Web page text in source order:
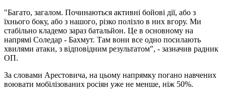
"Багато, загалом. Починаються активні бойові дії, або з
їхнього боку, або з нашого, різко полізло в них вгору. Ми
стабільно кладемо зараз батальйон. Це в основному на
напрямі Соледар - Бахмут. Там вони все одно посилають
хвилями атаки, з відповідним результатом", - зазначив радник
ОП.
За словами Арестовича, на цьому напрямку погано навчених
воювати мобілізованих росіян уже не менше, ніж 50%.